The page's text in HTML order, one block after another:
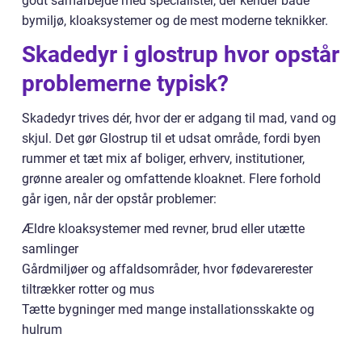
bymiljø, kloaksystemer og de mest moderne teknikker.
Skadedyr i glostrup hvor opstår
problemerne typisk?
Skadedyr trives dér, hvor der er adgang til mad, vand og
skjul. Det gør Glostrup til et udsat område, fordi byen
rummer et tæt mix af boliger, erhverv, institutioner,
grønne arealer og omfattende kloaknet. Flere forhold
går igen, når der opstår problemer:
Ældre kloaksystemer med revner, brud eller utætte
samlinger
Gårdmiljøer og affaldsområder, hvor fødevarerester
tiltrækker rotter og mus
Tætte bygninger med mange installationsskakte og
hulrum